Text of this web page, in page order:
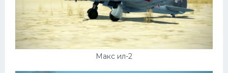
Макс ил-2